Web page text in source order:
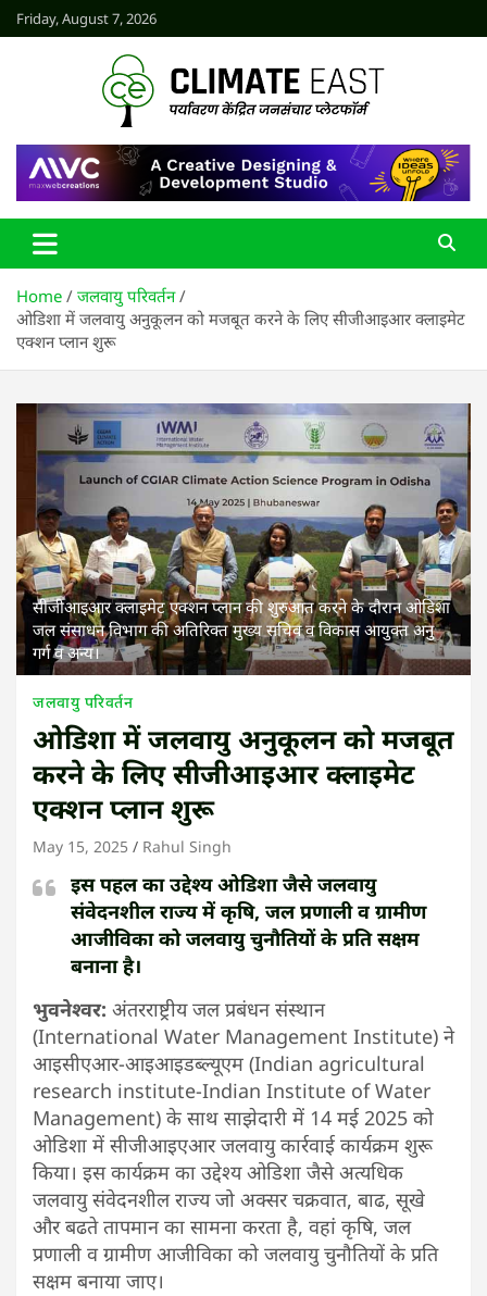
Skip
to
Friday, August 7, 2026
CLIMATE EAST
Home
जलवायु परिवर्तन
ओडिशा में जलवायु अनुकूलन को मजबूत करने के लिए सीजीआइआर क्लाइमेट
एक्शन प्लान शुरू
सीजीआइआर क्लाइमेट एक्शन प्लान की शुरुआत करने के दौरान ओडिशा
जल संसाधन विभाग की अतिरिक्त मुख्य सचिव व विकास आयुक्त अनु
गर्ग व अन्य।
जलवायु परिवर्तन
ओडिशा में जलवायु अनुकूलन को मजबूत
करने के लिए सीजीआइआर क्लाइमेट
एक्शन प्लान शुरू
May 15, 2025 Rahul Singh
इस पहल का उद्देश्य ओडिशा जैसे जलवायु
संवेदनशील राज्य में कृषि, जल प्रणाली व ग्रामीण
आजीविका को जलवायु चुनौतियों के प्रति सक्षम
बनाना है।
भुवनेश्वर: अंतरराष्ट्रीय जल प्रबंधन संस्थान
(International Water Management Institute) ने
आइसीएआर-आइआइडब्ल्यूएम (Indian agricultural
research institute-Indian Institute of Water
Management) के साथ साझेदारी में 14 मई 2025 को
ओडिशा में सीजीआइएआर जलवायु कार्रवाई कार्यक्रम शुरू
किया। इस कार्यक्रम का उद्देश्य ओडिशा जैसे अत्यधिक
जलवायु संवेदनशील राज्य जो अक्सर चक्रवात, बाढ, सूखे
और बढते तापमान का सामना करता है, वहां कृषि, जल
प्रणाली व ग्रामीण आजीविका को जलवायु चुनौतियों के प्रति
सक्षम बनाया जाए।